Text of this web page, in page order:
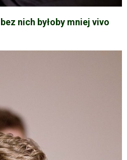
nich byłoby mniej vivo